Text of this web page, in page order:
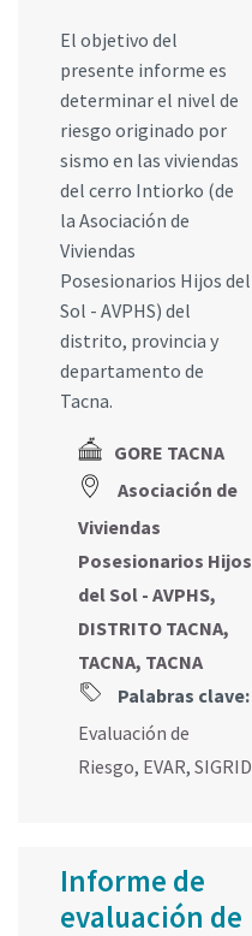
El objetivo del
presente informe es
determinar el nivel de
riesgo originado por
sismo en las viviendas
del cerro Intiorko (de
la Asociación de
Viviendas
Posesionarios Hijos del
Sol - AVPHS) del
distrito, provincia y
departamento de
Tacna.
GORE TACNA
Asociación de
Viviendas
Posesionarios Hijos
del Sol - AVPHS,
DISTRITO TACNA,
TACNA, TACNA
Palabras clave:
Evaluación de
Riesgo, EVAR, SIGRID
Informe de
evaluación de